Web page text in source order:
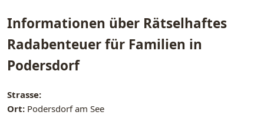
Informationen über Rätselhaftes
Radabenteuer für Familien in
Podersdorf
Strasse:
Ort: Podersdorf am See